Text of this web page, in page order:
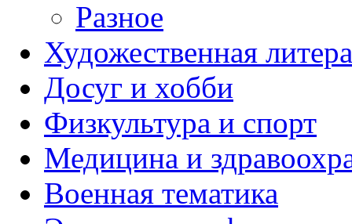
Разное
Художественная
Досуг и хобби
Физкультура и спорт
Медицина и
Военная тематика